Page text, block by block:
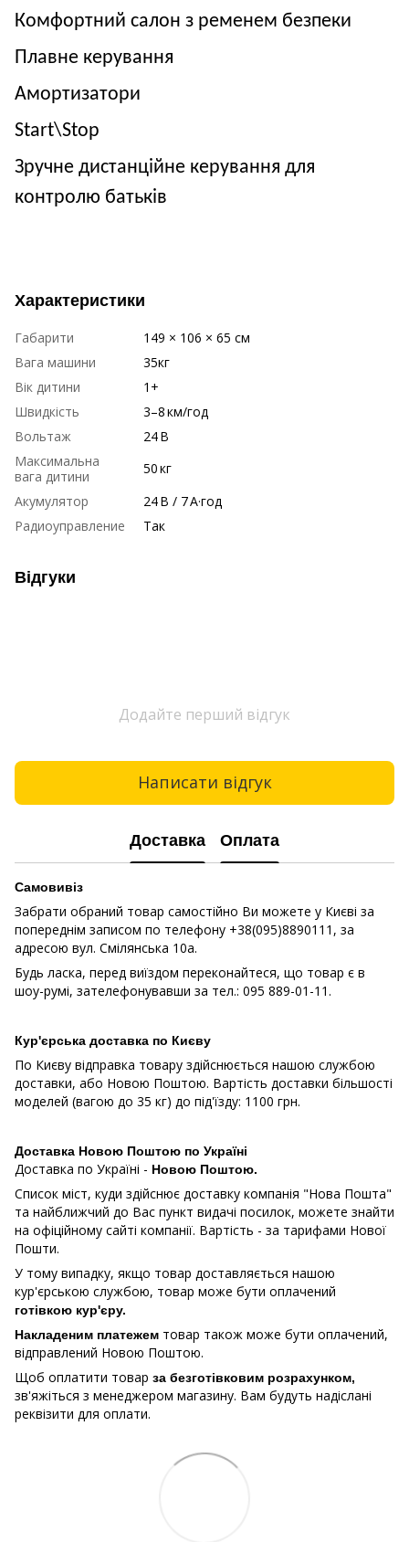
Комфортний салон з ременем безпеки
Плавне керування
Амортизатори
Start\Stop
Зручне дистанційне керування для
контролю батьків
Характеристики
Габарити
149 × 106 × 65 см
Вага машини
35кг
Вік дитини
1+
Швидкість
3–8 км/год
Вольтаж
24 В
Максимальна
вага дитини
50 кг
Акумулятор
24 В / 7 А·год
Радиоуправление
Так
Відгуки
Додайте перший відгук
Написати відгук
Доставка Оплата
Самовивіз
Забрати обраний товар самостійно Ви можете у Києві за
попереднім записом по телефону +38(095)8890111, за
адресою вул. Смілянська 10a.
Будь ласка, перед виїздом переконайтеся, що товар є в
шоу-румі, зателефонувавши за тел.: 095 889-01-11.
Кур'єрська доставка по Києву
По Києву відправка товару здійснюється нашою службою
доставки, або Новою Поштою. Вартість доставки більшості
моделей (вагою до 35 кг) до під'їзду: 1100 грн.
Доставка Новою Поштою по Україні
Доставка по Україні - Новою Поштою.
Список міст, куди здійснює доставку компанія "Нова Пошта"
та найближчий до Вас пункт видачі посилок, можете знайти
на офіційному сайті компанії. Вартість - за тарифами Нової
Пошти.
У тому випадку, якщо товар доставляється нашою
кур'єрською службою, товар може бути оплачений
готівкою кур'єру.
Накладеним платежем товар також може бути оплачений,
відправлений Новою Поштою.
Щоб оплатити товар за безготівковим розрахунком,
зв'яжіться з менеджером магазину. Вам будуть надіслані
реквізити для оплати.